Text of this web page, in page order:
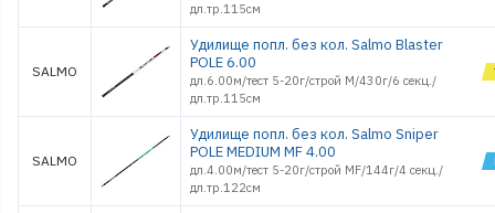
дл.тр.115см
SALMO
Удилище попл. без кол. Salmo Blaster
POLE 6.00
дл.6.00м/тест 5-20г/строй M/430г/6 секц./
дл.тр.115см
SALMO
Удилище попл. без кол. Salmo Sniper
POLE MEDIUM MF 4.00
дл.4.00м/тест 5-20г/строй MF/144г/4 секц./
дл.тр.122см